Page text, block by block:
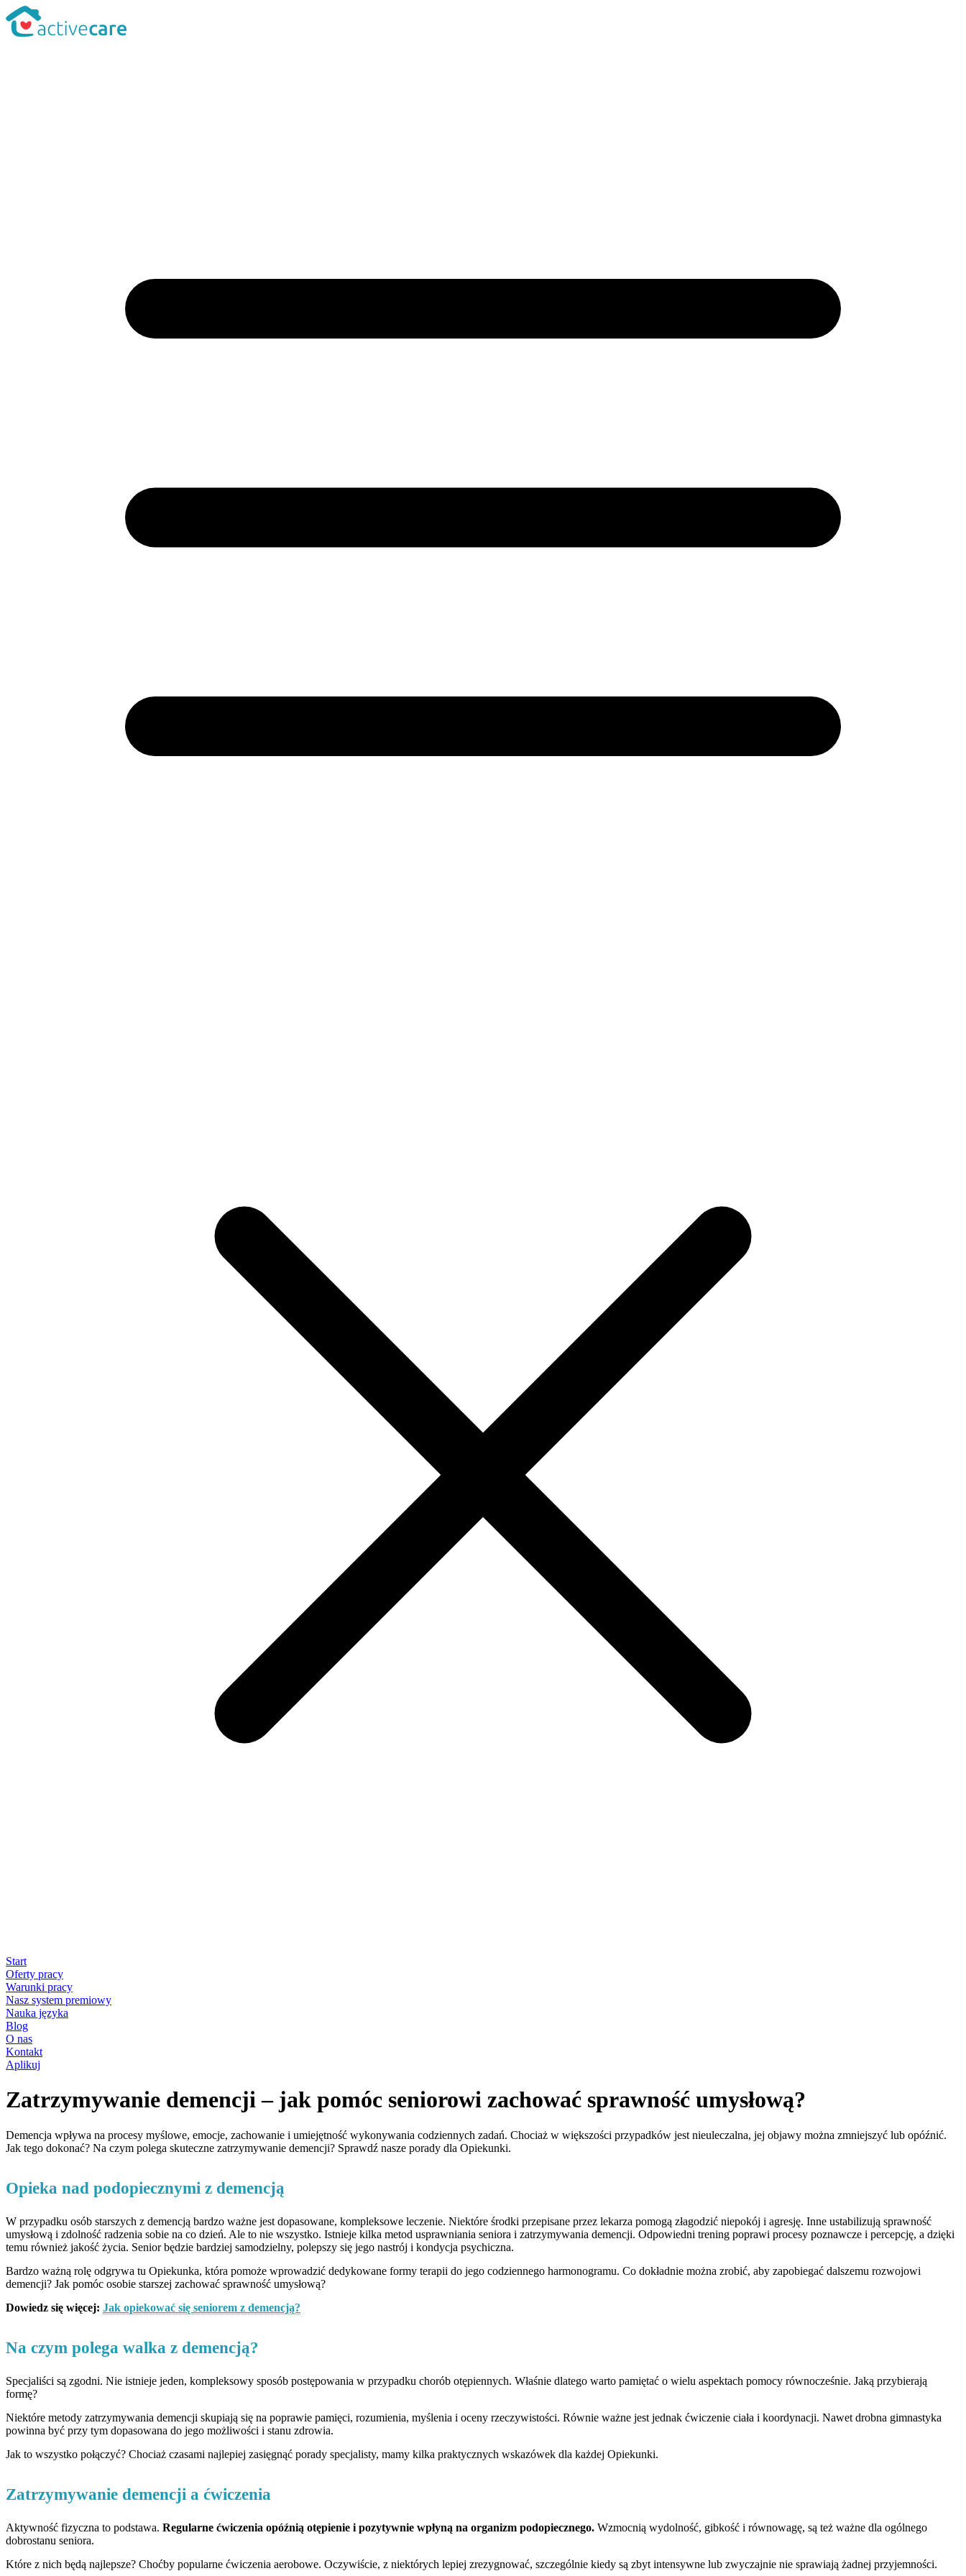
Start
Oferty pracy
Warunki pracy
Nasz system premiowy
Nauka języka
Blog
O nas
Kontakt
Aplikuj
Zatrzymywanie demencji – jak pomóc seniorowi zachować sprawność umysłową?
Demencja wpływa na procesy myślowe, emocje, zachowanie i umiejętność wykonywania codziennych zadań. Chociaż w większości przypadków jest nieuleczalna, jej objawy można zmniejszyć lub opóźnić.
Jak tego dokonać? Na czym polega skuteczne zatrzymywanie demencji? Sprawdź nasze porady dla Opiekunki.
Opieka nad podopiecznymi z demencją
W przypadku osób starszych z demencją bardzo ważne jest dopasowane, kompleksowe leczenie. Niektóre środki przepisane przez lekarza pomogą złagodzić niepokój i agresję. Inne ustabilizują sprawność
umysłową i zdolność radzenia sobie na co dzień. Ale to nie wszystko. Istnieje kilka metod usprawniania seniora i zatrzymywania demencji. Odpowiedni trening poprawi procesy poznawcze i percepcję, a dzięki
temu również jakość życia. Senior będzie bardziej samodzielny, polepszy się jego nastrój i kondycja psychiczna.
Bardzo ważną rolę odgrywa tu Opiekunka, która pomoże wprowadzić dedykowane formy terapii do jego codziennego harmonogramu. Co dokładnie można zrobić, aby zapobiegać dalszemu rozwojowi
demencji? Jak pomóc osobie starszej zachować sprawność umysłową?
Dowiedz się więcej: Jak opiekować się seniorem z demencją?
Na czym polega walka z demencją?
Specjaliści są zgodni. Nie istnieje jeden, kompleksowy sposób postępowania w przypadku chorób otępiennych. Właśnie dlatego warto pamiętać o wielu aspektach pomocy równocześnie. Jaką przybierają
formę?
Niektóre metody zatrzymywania demencji skupiają się na poprawie pamięci, rozumienia, myślenia i oceny rzeczywistości. Równie ważne jest jednak ćwiczenie ciała i koordynacji. Nawet drobna gimnastyka
powinna być przy tym dopasowana do jego możliwości i stanu zdrowia.
Jak to wszystko połączyć? Chociaż czasami najlepiej zasięgnąć porady specjalisty, mamy kilka praktycznych wskazówek dla każdej Opiekunki.
Zatrzymywanie demencji a ćwiczenia
Aktywność fizyczna to podstawa. Regularne ćwiczenia opóźnią otępienie i pozytywnie wpłyną na organizm podopiecznego. Wzmocnią wydolność, gibkość i równowagę, są też ważne dla ogólnego
dobrostanu seniora.
Które z nich będą najlepsze? Choćby popularne ćwiczenia aerobowe. Oczywiście, z niektórych lepiej zrezygnować, szczególnie kiedy są zbyt intensywne lub zwyczajnie nie sprawiają żadnej przyjemności.